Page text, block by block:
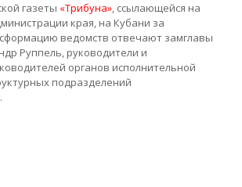
газеты «Трибуна», ссылающейся на
края, на Кубани за
ведомств отвечают замглавы
Руппель, руководители и
органов исполнительной
подразделений